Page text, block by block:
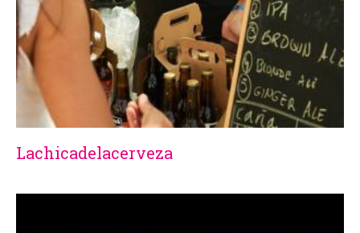
Lachicadelacerveza